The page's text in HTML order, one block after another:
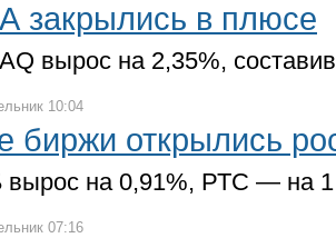
закрылись в плюсе
вырос на 2,35%,
10:04
биржи открылись
на 0,91%, РТС — на
07:16